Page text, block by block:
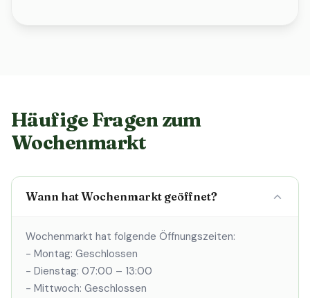
Häufige Fragen zum
Wochenmarkt
Wann hat Wochenmarkt geöffnet?
Wochenmarkt hat folgende Öffnungszeiten:
- Montag: Geschlossen
- Dienstag: 07:00 – 13:00
- Mittwoch: Geschlossen